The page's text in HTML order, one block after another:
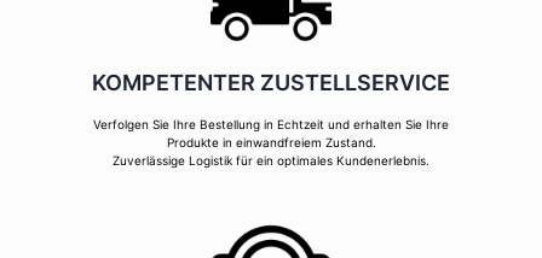
KOMPETENTER ZUSTELLSERVICE
Verfolgen Sie Ihre Bestellung in Echtzeit und erhalten Sie Ihre
Produkte in einwandfreiem Zustand.
Zuverlässige Logistik für ein optimales Kundenerlebnis.